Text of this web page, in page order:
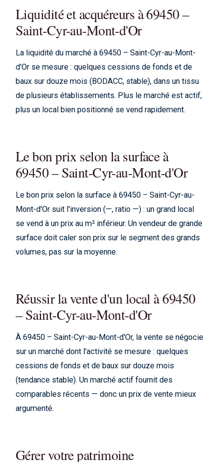
Liquidité et acquéreurs à 69450 –
Saint-Cyr-au-Mont-d'Or
La liquidité du marché à 69450 – Saint-Cyr-au-Mont-
d'Or se mesure : quelques cessions de fonds et de
baux sur douze mois (BODACC, stable), dans un tissu
de plusieurs établissements. Plus le marché est actif,
plus un local bien positionné se vend rapidement.
Le bon prix selon la surface à
69450 – Saint-Cyr-au-Mont-d'Or
Le bon prix selon la surface à 69450 – Saint-Cyr-au-
Mont-d'Or suit l'inversion (—, ratio —) : un grand local
se vend à un prix au m² inférieur. Un vendeur de grande
surface doit caler son prix sur le segment des grands
volumes, pas sur la moyenne.
Réussir la vente d'un local à 69450
– Saint-Cyr-au-Mont-d'Or
À 69450 – Saint-Cyr-au-Mont-d'Or, la vente se négocie
sur un marché dont l'activité se mesure : quelques
cessions de fonds et de baux sur douze mois
(tendance stable). Un marché actif fournit des
comparables récents — donc un prix de vente mieux
argumenté.
Gérer votre patrimoine